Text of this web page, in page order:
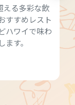
える多彩な飲
すすめレスト
ハワイで味わ
す。